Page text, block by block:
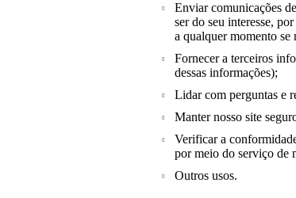
Enviar comunicações
ser do seu interesse,
a qualquer momento se
Fornecer a terceiros
dessas informações);
Lidar com perguntas e
Manter nosso site
Verificar a
por meio do serviço de
Outros usos.